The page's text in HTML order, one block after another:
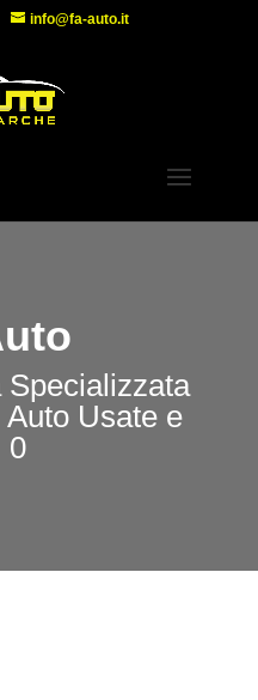
info@fa-auto.it
Usate e
0